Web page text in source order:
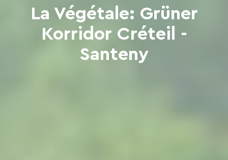
La Végétale: Grüner
Korridor Créteil -
Santeny